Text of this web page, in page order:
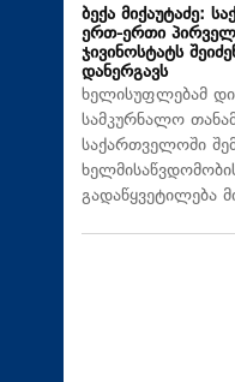
ბექა მიქაუტაძე:
ერთ-ერთი
ჯივინოსტატს
დანერგავს
ხელისუფლებამ
სამკურნალო
საქართველოში
გადაწყვეტილება